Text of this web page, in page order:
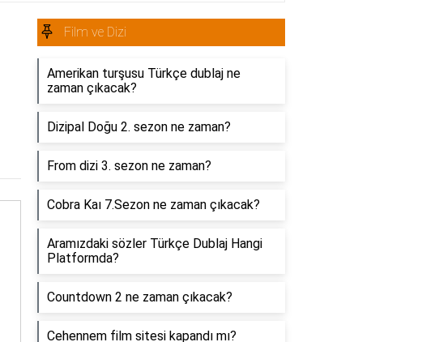
Film ve Dizi
Amerikan turşusu Türkçe dublaj ne
zaman çıkacak?
Dizipal Doğu 2. sezon ne zaman?
From dizi 3. sezon ne zaman?
Cobra Kaı 7.Sezon ne zaman çıkacak?
Aramızdaki sözler Türkçe Dublaj Hangi
Platformda?
Countdown 2 ne zaman çıkacak?
Cehennem film sitesi kapandı mı?